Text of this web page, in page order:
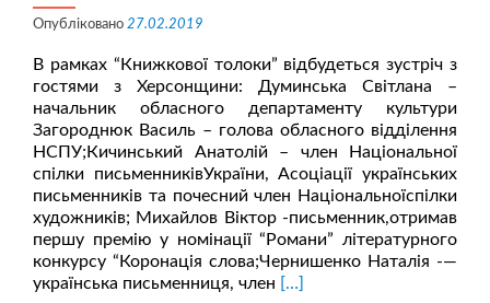
Опубліковано 27.02.2019
В рамках “Книжкової толоки” відбудеться зустріч з
гостями з Херсонщини: Думинська Світлана –
начальник обласного департаменту культури
Загороднюк Василь – голова обласного відділення
НСПУ;Кичинський Анатолій – член Національної
спілки письменниківУкраїни, Асоціації українських
письменників та почесний член Національноїспілки
художників; Михайлов Віктор -письменник,отримав
першу премію у номінації “Романи” літературного
конкурсу “Коронація слова;Чернишенко Наталія -—
українська письменниця, член Читати
[…]